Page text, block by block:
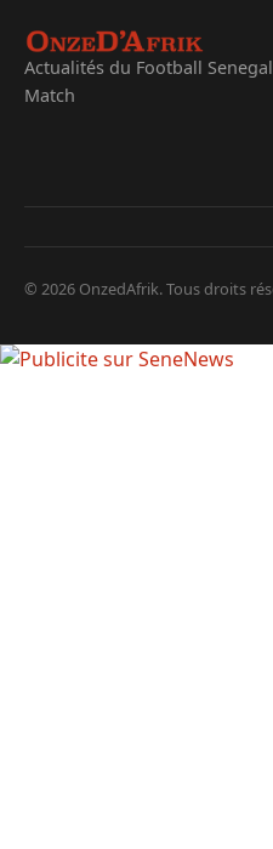
Actualités du Football
Match
© 2026 OnzedAfrik. Tous droits